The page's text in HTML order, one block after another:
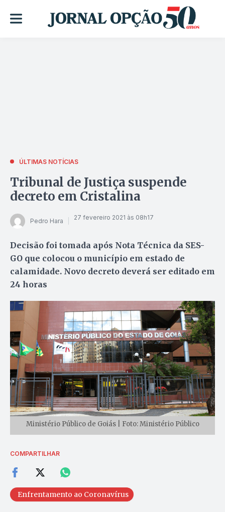
ÚLTIMAS NOTÍCIAS
Tribunal de Justiça suspende
decreto em Cristalina
Pedro Hara 27 fevereiro 2021 às 08h17
Decisão foi tomada após Nota Técnica da SES-
GO que colocou o município em estado de
calamidade. Novo decreto deverá ser editado em
24 horas
Ministério Público de Goiás | Foto: Ministério Público
COMPARTILHAR
Enfrentamento ao Coronavírus